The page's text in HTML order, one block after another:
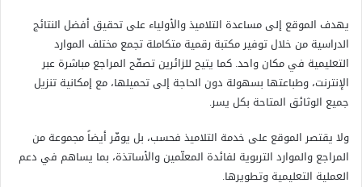
يهدف الموقع إلى مساعدة التلاميذ والأولياء على تحقيق أفضل النتائج
الدراسية من خلال توفير مكتبة رقمية متكاملة تجمع مختلف الموارد
التعليمية في مكان واحد. كما يتيح للزائرين تصفّح المراجع مباشرة عبر
الإنترنت، وطباعتها بسهولة دون الحاجة إلى تحميلها، مع إمكانية تنزيل
جميع الوثائق المتاحة بكل يسر.
ولا يقتصر الموقع على خدمة التلاميذ فحسب، بل يوفّر أيضاً مجموعة من
المراجع والموارد التربوية لفائدة المعلّمين والأساتذة، بما يساهم في دعم
العملية التعليمية وتطويرها.